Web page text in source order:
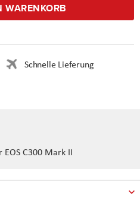
WARENKORB
Schnelle Lieferung
C300 Mark II